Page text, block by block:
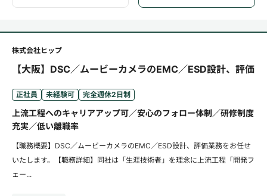
株式会社ヒップ
【大阪】DSC／ムービーカメラのEMC／ESD設計、評価
正社員 未経験可 完全週休2日制
上流工程へのキャリアアップ可／安心のフォロー体制／研修制度
充実／低い離職率
【職務概要】DSC／ムービーカメラのEMC／ESD設計、評価業務をお任せ
いたします。【職務詳細】同社は「生涯技術者」を理念に上流工程「開発フ
ェー...